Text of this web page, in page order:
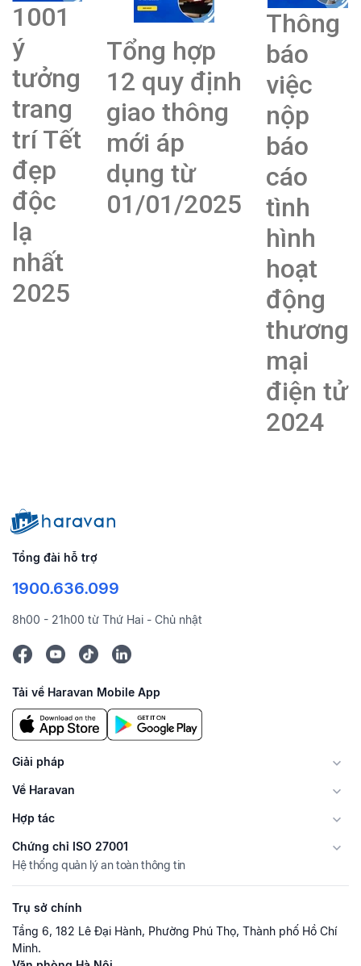
1001
ý
tưởng
trang
trí Tết
đẹp
độc
lạ
nhất
2025
Tổng hợp
12 quy định
giao thông
mới áp
dụng từ
01/01/2025
Thông
báo
việc
nộp
báo
cáo
tình
hình
hoạt
động
thương
mại
điện tử
2024
Tổng đài hỗ trợ
1900.636.099
8h00 - 21h00 từ Thứ Hai - Chủ nhật
Tải về Haravan Mobile App
Giải pháp
Về Haravan
Hợp tác
Chứng chỉ ISO 27001
Hệ thống quản lý an toàn thông tin
Trụ sở chính
Tầng 6, 182 Lê Đại Hành, Phường Phú Thọ, Thành phố Hồ Chí
Minh.